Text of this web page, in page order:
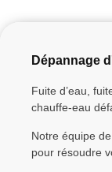
Dépannage
Fuite d’eau,
chauffe-eau
Notre équipe
pour résoudre